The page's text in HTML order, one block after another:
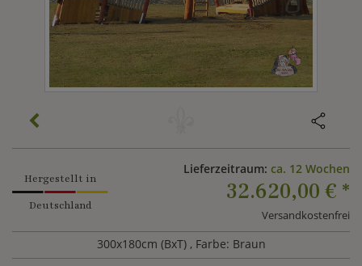
Hergestellt in
Deutschland
Lieferzeitraum: ca. 12 Wochen
32.620,00 € *
Versandkostenfrei
300x180cm (BxT) , Farbe: Braun